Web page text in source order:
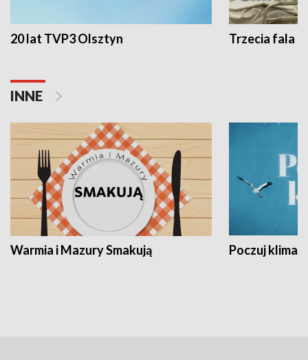
20 lat TVP3 Olsztyn Trzecia fala -
INNE
Warmia i Mazury Smakują Poczuj klimat